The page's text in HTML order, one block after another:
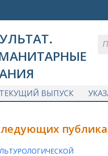
ТЕКУЩИЙ ВЫПУСК